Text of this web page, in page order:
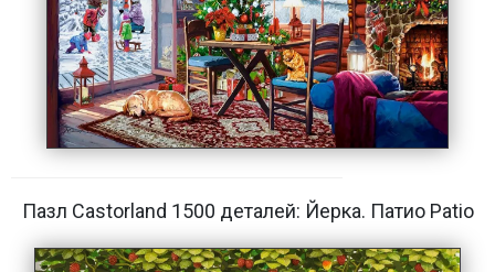
Пазл Castorland 1500 деталей: Йерка. Патио Patio